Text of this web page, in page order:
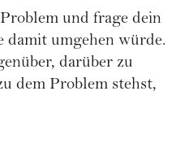
und frage dein
damit umgehen würde.
darüber zu
dem Problem stehst,